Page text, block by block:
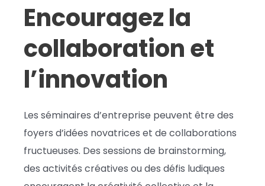
Encouragez la
collaboration et
l’innovation
Les séminaires d’entreprise peuvent être des
foyers d’idées novatrices et de collaborations
fructueuses. Des sessions de brainstorming,
des activités créatives ou des défis ludiques